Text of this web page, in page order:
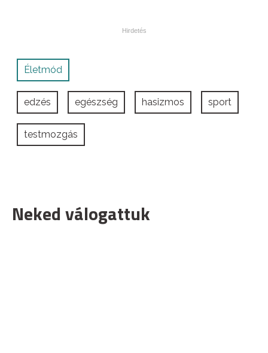
Életmód
edzés egészség hasizmos sport
testmozgás
Neked válogattuk